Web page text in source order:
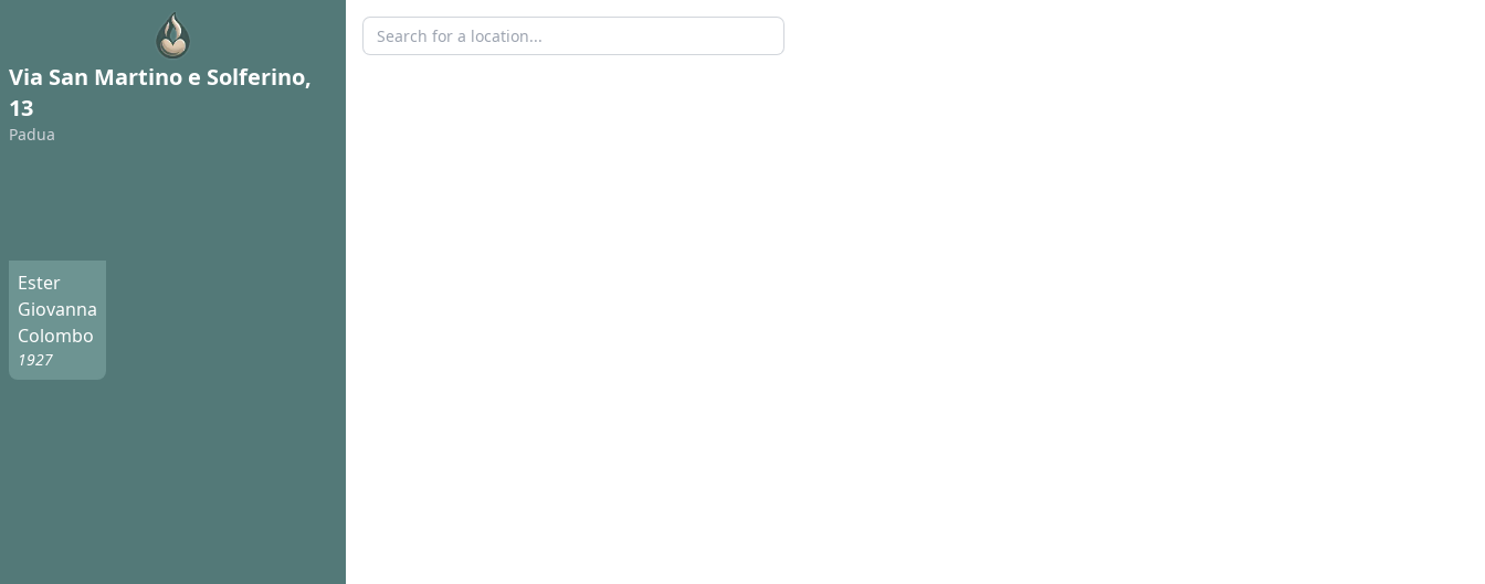
Via San Martino e Solferino,
13
Padua
Ester
Giovanna
Colombo
1927